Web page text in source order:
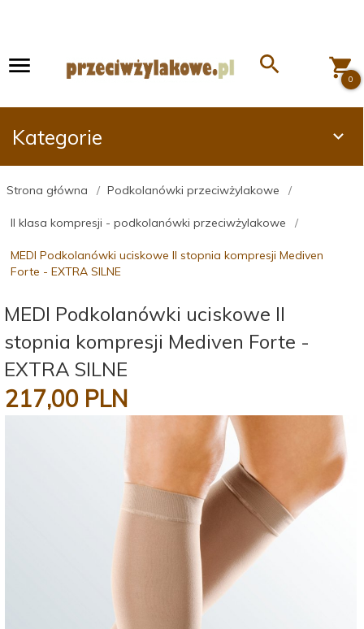
0
Kategorie
Strona główna Podkolanówki przeciwżylakowe
II klasa kompresji - podkolanówki przeciwżylakowe
MEDI Podkolanówki uciskowe II stopnia kompresji Mediven
Forte - EXTRA SILNE
MEDI Podkolanówki uciskowe II
stopnia kompresji Mediven Forte -
EXTRA SILNE
217,00 PLN